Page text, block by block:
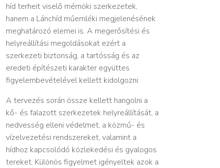
híd terheit viselő mérnöki szerkezetek,
hanem a Lánchíd műemléki megjelenésének
meghatározó elemei is. A megerősítési és
helyreállítási megoldásokat ezért a
szerkezeti biztonság, a tartósság és az
eredeti építészeti karakter együttes
figyelembevételével kellett kidolgozni.
A tervezés során össze kellett hangolni a
kő- és falazott szerkezetek helyreállítását, a
nedvesség elleni védelmet, a közmű- és
vízelvezetési rendszereket, valamint a
hídhoz kapcsolódó közlekedési és gyalogos
tereket. Különös figyelmet igényeltek azok a